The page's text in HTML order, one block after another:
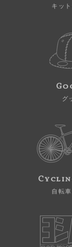
キッ
グ
自転